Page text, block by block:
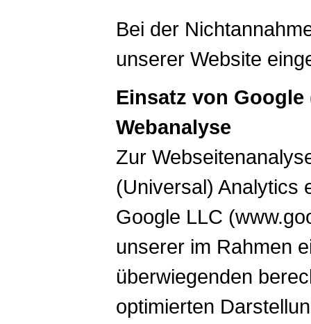
Bei der
unserer Website
Einsatz von
Webanalyse
Zur
(Universal) Analytics
Google LLC
unserer im Rahmen
überwiegenden
optimierten